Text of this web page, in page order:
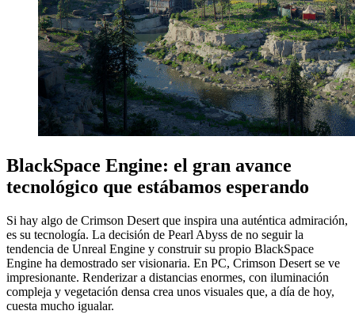
BlackSpace Engine: el gran avance
tecnológico que estábamos esperando
Si hay algo de Crimson Desert que inspira una auténtica admiración,
es su tecnología. La decisión de Pearl Abyss de no seguir la
tendencia de Unreal Engine y construir su propio BlackSpace
Engine ha demostrado ser visionaria. En PC, Crimson Desert se ve
impresionante. Renderizar a distancias enormes, con iluminación
compleja y vegetación densa crea unos visuales que, a día de hoy,
cuesta mucho igualar.